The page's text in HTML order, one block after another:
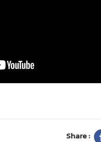
Share :